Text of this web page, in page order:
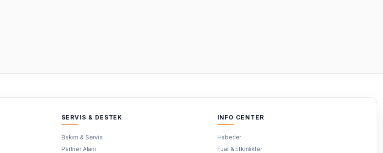
SERVIS & DESTEK
Bakım & Servis
Partner Alanı
INFO CENTER
Haberler
Fuar & Etkinlikler